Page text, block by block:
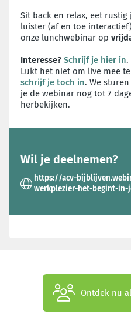
Sit back en relax, eet
luister (af en toe
onze lunchwebinar op
Interesse? Schrijf je hier in.
Lukt het niet om live mee
schrijf je toch in. We
je de webinar nog tot 7
herbekijken.
Wil je deelnemen?
https://acv-
werkplezier-het-begint-in-
Ontdek nu